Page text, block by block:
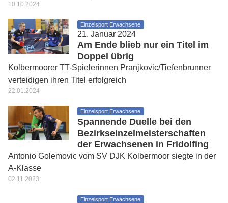
10.10.2024
Einzelsport Erwachsene
21. Januar 2024
Am Ende blieb nur ein Titel im
Doppel übrig
Kolbermoorer TT-Spielerinnen Pranjkovic/Tiefenbrunner
verteidigen ihren Titel erfolgreich
22.01.2024
Einzelsport Erwachsene
Spannende Duelle bei den
Bezirkseinzelmeisterschaften
der Erwachsenen in Fridolfing
Antonio Golemovic vom SV DJK Kolbermoor siegte in der
A-Klasse
02.11.2023
Einzelsport Erwachsene